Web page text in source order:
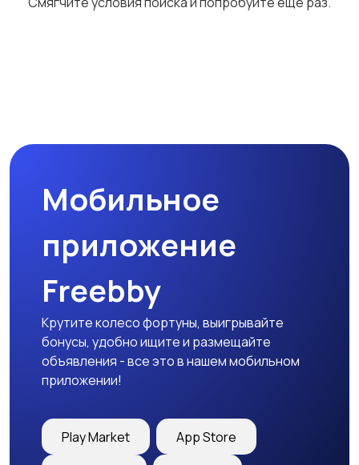
Трикотаж Спортивная одежда
Футболки и топы
одежда
Мобильное
приложение
Freebby
Крутите колесо фортуны, выигрывайте
бонусы, удобно ищите и размещайте
объявления - все это в нашем мобильном
приложении!
Play Market App Store